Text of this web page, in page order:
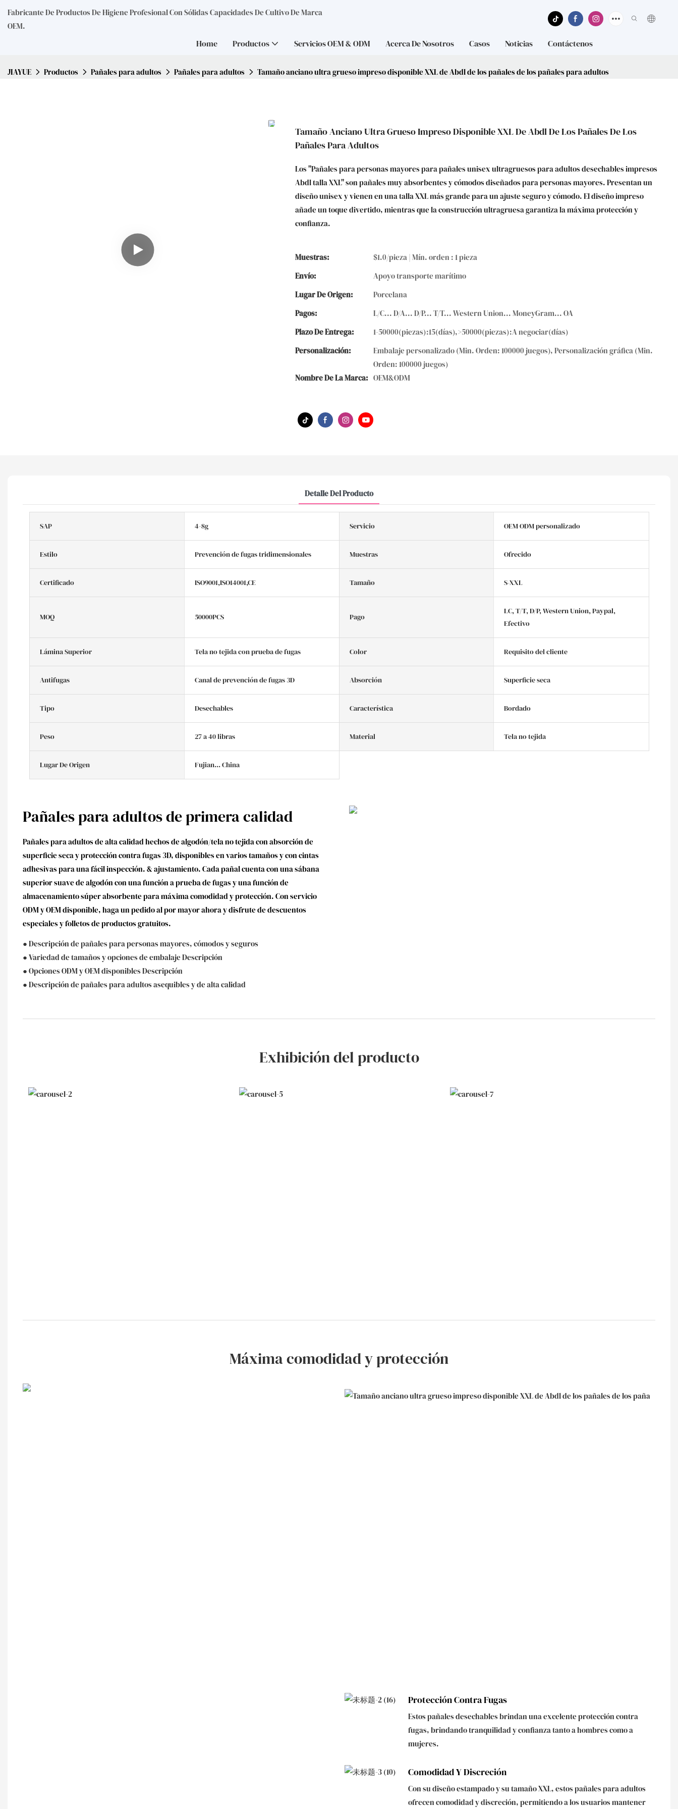
Fabricante De Productos De Higiene Profesional Con Sólidas Capacidades De Cultivo De Marca
OEM.
Home Productos Servicios OEM & ODM Acerca De Nosotros Casos Noticias Contáctenos
JIAYUE Productos Pañales para adultos Pañales para adultos Tamaño anciano ultra grueso impreso disponible XXL de Abdl de los pañales de los pañales para adultos
Tamaño Anciano Ultra Grueso Impreso Disponible XXL De Abdl De Los Pañales De Los
Pañales Para Adultos
Los "Pañales para personas mayores para pañales unisex ultragruesos para adultos desechables impresos
Abdl talla XXL" son pañales muy absorbentes y cómodos diseñados para personas mayores. Presentan un
diseño unisex y vienen en una talla XXL más grande para un ajuste seguro y cómodo. El diseño impreso
añade un toque divertido, mientras que la construcción ultragruesa garantiza la máxima protección y
confianza.
Muestras:
$1.0/pieza | Mín. orden : 1 pieza
Envío:
Apoyo transporte marítimo
Lugar De Origen:
Porcelana
Pagos:
L/C... D/A... D/P... T/T... Western Union... MoneyGram... OA
Plazo De Entrega:
1-50000(piezas):15(días),>50000(piezas):A negociar(días)
Personalización:
Embalaje personalizado (Min. Orden: 100000 juegos), Personalización gráfica (Min.
Orden: 100000 juegos)
Nombre De La Marca: OEM&ODM
Detalle Del Producto
SAP 4-8g Servicio OEM ODM personalizado
Estilo Prevención de fugas tridimensionales Muestras Ofrecido
Certificado ISO9001,ISO14001,CE Tamaño S-XXL
MOQ 50000PCS Pago
LC, T/T, D/P, Western Union, Paypal,
Efectivo
Lámina Superior Tela no tejida con prueba de fugas Color Requisito del cliente
Antifugas Canal de prevención de fugas 3D Absorción Superficie seca
Tipo Desechables Característica Bordado
Peso 27 a 40 libras Material Tela no tejida
Lugar De Origen Fujian... China
Pañales para adultos de primera calidad
Pañales para adultos de alta calidad hechos de algodón/tela no tejida con absorción de
superficie seca y protección contra fugas 3D, disponibles en varios tamaños y con cintas
adhesivas para una fácil inspección. & ajustamiento. Cada pañal cuenta con una sábana
superior suave de algodón con una función a prueba de fugas y una función de
almacenamiento súper absorbente para máxima comodidad y protección. Con servicio
ODM y OEM disponible, haga un pedido al por mayor ahora y disfrute de descuentos
especiales y folletos de productos gratuitos.
● Descripción de pañales para personas mayores, cómodos y seguros
● Variedad de tamaños y opciones de embalaje Descripción
● Opciones ODM y OEM disponibles Descripción
● Descripción de pañales para adultos asequibles y de alta calidad
Exhibición del producto
Máxima comodidad y protección
Protección Contra Fugas
Estos pañales desechables brindan una excelente protección contra
fugas, brindando tranquilidad y confianza tanto a hombres como a
mujeres.
Comodidad Y Discreción
Con su diseño estampado y su tamaño XXL, estos pañales para adultos
ofrecen comodidad y discreción, permitiendo a los usuarios mantener